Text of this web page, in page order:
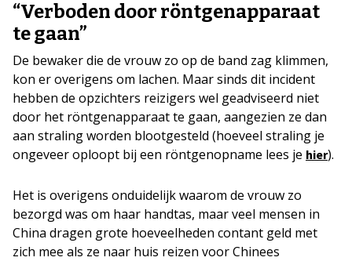
“Verboden door röntgenapparaat
te gaan”
De bewaker die de vrouw zo op de band zag klimmen,
kon er overigens om lachen. Maar sinds dit incident
hebben de opzichters reizigers wel geadviseerd niet
door het röntgenapparaat te gaan, aangezien ze dan
aan straling worden blootgesteld (hoeveel straling je
ongeveer oploopt bij een röntgenopname lees je hier).
Het is overigens onduidelijk waarom de vrouw zo
bezorgd was om haar handtas, maar veel mensen in
China dragen grote hoeveelheden contant geld met
zich mee als ze naar huis reizen voor Chinees